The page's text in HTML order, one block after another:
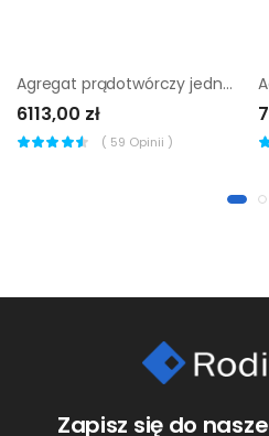
Agregat prądotwórczy jednofazowy Pramac MES8000
6113,00 zł
( 59 Opinii )
Zapisz się do